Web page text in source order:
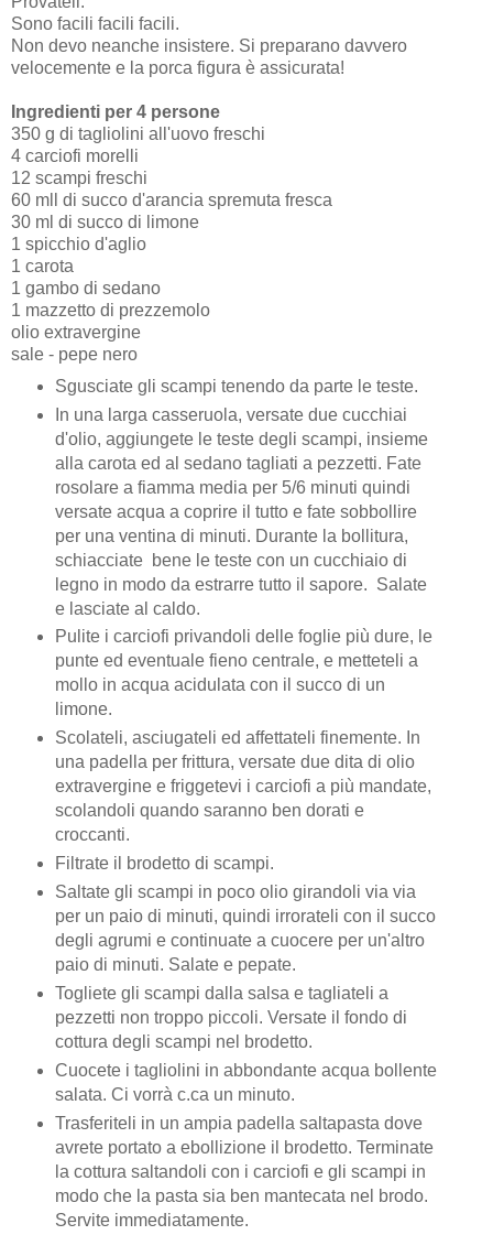
Sono facili facili facili.
Non devo neanche insistere. Si preparano davvero
velocemente e la porca figura è assicurata!
Ingredienti per 4 persone
350 g di tagliolini all'uovo freschi
4 carciofi morelli
12 scampi freschi
60 mll di succo d'arancia spremuta fresca
30 ml di succo di limone
1 spicchio d'aglio
1 carota
1 gambo di sedano
1 mazzetto di prezzemolo
olio extravergine
sale - pepe nero
Sgusciate gli scampi tenendo da parte le teste.
In una larga casseruola, versate due cucchiai
d'olio, aggiungete le teste degli scampi, insieme
alla carota ed al sedano tagliati a pezzetti. Fate
rosolare a fiamma media per 5/6 minuti quindi
versate acqua a coprire il tutto e fate sobbollire
per una ventina di minuti. Durante la bollitura,
schiacciate bene le teste con un cucchiaio di
legno in modo da estrarre tutto il sapore. Salate
e lasciate al caldo.
Pulite i carciofi privandoli delle foglie più dure, le
punte ed eventuale fieno centrale, e metteteli a
mollo in acqua acidulata con il succo di un
limone.
Scolateli, asciugateli ed affettateli finemente. In
una padella per frittura, versate due dita di olio
extravergine e friggetevi i carciofi a più mandate,
scolandoli quando saranno ben dorati e
croccanti.
Filtrate il brodetto di scampi.
Saltate gli scampi in poco olio girandoli via via
per un paio di minuti, quindi irrorateli con il succo
degli agrumi e continuate a cuocere per un'altro
paio di minuti. Salate e pepate.
Togliete gli scampi dalla salsa e tagliateli a
pezzetti non troppo piccoli. Versate il fondo di
cottura degli scampi nel brodetto.
Cuocete i tagliolini in abbondante acqua bollente
salata. Ci vorrà c.ca un minuto.
Trasferiteli in un ampia padella saltapasta dove
avrete portato a ebollizione il brodetto. Terminate
la cottura saltandoli con i carciofi e gli scampi in
modo che la pasta sia ben mantecata nel brodo.
Servite immediatamente.